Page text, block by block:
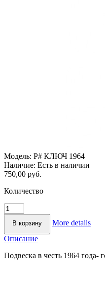
Модель: P# КЛЮЧ 1964
Наличие: Есть в наличии
750,00 руб.
Количество
More details
Описание
Подвеска в честь 1964 года-